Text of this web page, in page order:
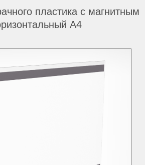
пластика с магнитным
А4